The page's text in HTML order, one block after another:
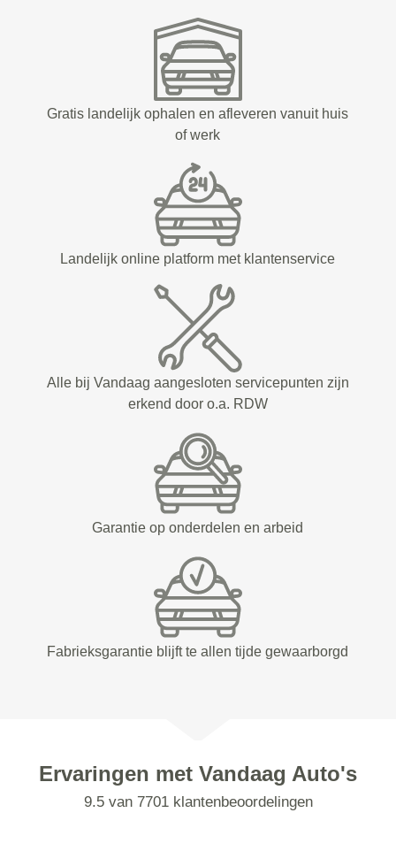
Gratis landelijk ophalen en afleveren vanuit huis
of werk
Landelijk online platform met klantenservice
Alle bij Vandaag aangesloten servicepunten zijn
erkend door o.a. RDW
Garantie op onderdelen en arbeid
Fabrieksgarantie blijft te allen tijde gewaarborgd
Ervaringen met Vandaag Auto's
9.5 van 7701 klantenbeoordelingen